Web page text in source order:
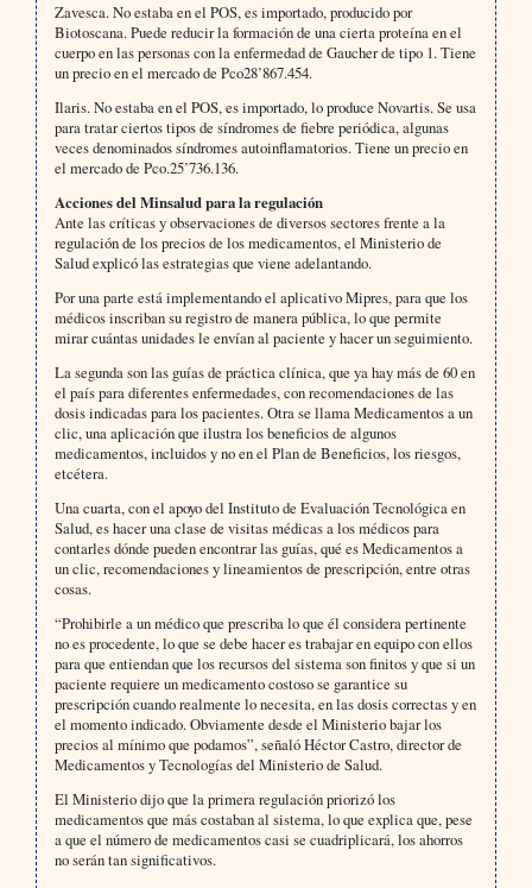
Zavesca. No estaba en el POS, es importado, producido por
Biotoscana. Puede reducir la formación de una cierta proteína en el
cuerpo en las personas con la enfermedad de Gaucher de tipo 1. Tiene
un precio en el mercado de Pco28’867.454.
Ilaris. No estaba en el POS, es importado, lo produce Novartis. Se usa
para tratar ciertos tipos de síndromes de fiebre periódica, algunas
veces denominados síndromes autoinflamatorios. Tiene un precio en
el mercado de Pco.25’736.136.
Acciones del Minsalud para la regulación
Ante las críticas y observaciones de diversos sectores frente a la
regulación de los precios de los medicamentos, el Ministerio de
Salud explicó las estrategias que viene adelantando.
Por una parte está implementando el aplicativo Mipres, para que los
médicos inscriban su registro de manera pública, lo que permite
mirar cuántas unidades le envían al paciente y hacer un seguimiento.
La segunda son las guías de práctica clínica, que ya hay más de 60 en
el país para diferentes enfermedades, con recomendaciones de las
dosis indicadas para los pacientes. Otra se llama Medicamentos a un
clic, una aplicación que ilustra los beneficios de algunos
medicamentos, incluidos y no en el Plan de Beneficios, los riesgos,
etcétera.
Una cuarta, con el apoyo del Instituto de Evaluación Tecnológica en
Salud, es hacer una clase de visitas médicas a los médicos para
contarles dónde pueden encontrar las guías, qué es Medicamentos a
un clic, recomendaciones y lineamientos de prescripción, entre otras
cosas.
“Prohibirle a un médico que prescriba lo que él considera pertinente
no es procedente, lo que se debe hacer es trabajar en equipo con ellos
para que entiendan que los recursos del sistema son finitos y que si un
paciente requiere un medicamento costoso se garantice su
prescripción cuando realmente lo necesita, en las dosis correctas y en
el momento indicado. Obviamente desde el Ministerio bajar los
precios al mínimo que podamos”, señaló Héctor Castro, director de
Medicamentos y Tecnologías del Ministerio de Salud.
El Ministerio dijo que la primera regulación priorizó los
medicamentos que más costaban al sistema, lo que explica que, pese
a que el número de medicamentos casi se cuadriplicará, los ahorros
no serán tan significativos.